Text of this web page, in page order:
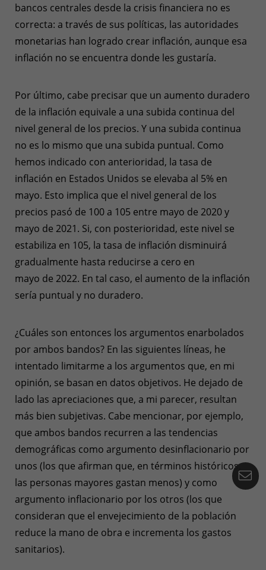
bancos centrales desde la crisis financiera no es
correcta: a través de sus políticas, las autoridades
monetarias han logrado crear inflación, aunque esa
inflación no se encuentra donde les gustaría.
Por último, cabe precisar que un aumento duradero
de la inflación equivale a una subida continua del
nivel general de los precios. Y una subida continua
no es lo mismo que una subida puntual. Como
hemos indicado con anterioridad, la tasa de
inflación en Estados Unidos se elevaba al 5% en
mayo. Esto implica que el nivel general de los
precios pasó de 100 a 105 entre mayo de 2020 y
mayo de 2021. Si, con posterioridad, este nivel se
estabiliza en 105, la tasa de inflación disminuirá
gradualmente hasta reducirse a cero en
mayo de 2022. En tal caso, el aumento de la inflación
sería puntual y no duradero.
¿Cuáles son entonces los argumentos enarbolados
por ambos bandos? En las siguientes líneas, he
intentado limitarme a los argumentos que, en mi
opinión, se basan en datos objetivos. He dejado de
lado las apreciaciones que, a mi parecer, resultan
más bien subjetivas. Cabe mencionar, por ejemplo,
que ambos bandos recurren a las tendencias
demográficas como argumento desinflacionario por
unos (los que afirman que, en términos históricos,
las personas mayores gastan menos) y como
argumento inflacionario por los otros (los que
consideran que el envejecimiento de la población
reduce la mano de obra e incrementa los gastos
sanitarios).